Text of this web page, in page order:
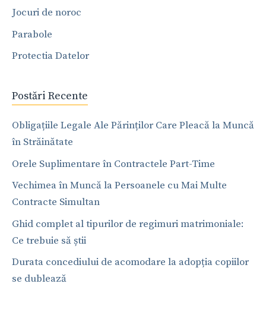
Jocuri de noroc
Parabole
Protectia Datelor
Postări Recente
Obligațiile Legale Ale Părinților Care Pleacă la Muncă
în Străinătate
Orele Suplimentare în Contractele Part-Time
Vechimea în Muncă la Persoanele cu Mai Multe
Contracte Simultan
Ghid complet al tipurilor de regimuri matrimoniale:
Ce trebuie să știi
Durata concediului de acomodare la adopția copiilor
se dublează